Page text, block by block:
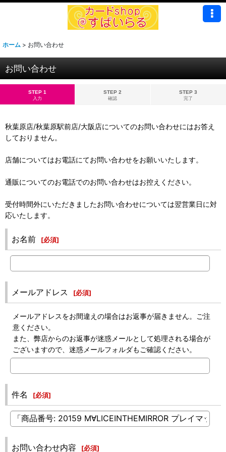
ホーム > お問い合わせ
お問い合わせ
STEP 1
入力
STEP 2
確認
STEP 3
完了
秋葉原店/秋葉原駅前店/大阪店についてのお問い合わせにはお答え
しておりません。
店舗についてはお電話にてお問い合わせをお願いいたします。
通販についてのお電話でのお問い合わせはお控えください。
受付時間外にいただきましたお問い合わせについては翌営業日に対
応いたします。
お名前 [必須]
メールアドレス [必須]
メールアドレスをお間違えの場合はお返事が届きません。ご注
意ください。
また、弊店からのお返事が迷惑メールとして処理される場合が
ございますので、迷惑メールフォルダもご確認ください。
件名 [必須]
お問い合わせ内容 [必須]